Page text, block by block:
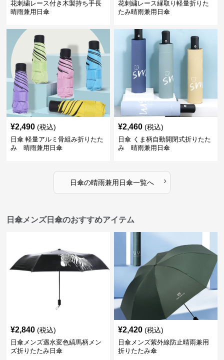
花刺繍レース付き木製持ち手長
晴雨兼用日傘
花刺繍レース縁取り軽量折りた
たみ晴雨兼用日傘
¥2,490 (税込)
日傘 軽量アルミ骨組み折りたた
み 晴雨兼用日傘
¥2,460 (税込)
日傘 くま柄自動開閉式折りたた
み 晴雨兼用日傘
日傘の晴雨兼用日傘一覧へ ›
日傘メンズ日傘のおすすめアイテム
¥2,840 (税込)
日傘メンズ遇水変色縞馬柄メン
ズ折りたたみ日傘
¥2,420 (税込)
日傘メンズ紫外線防止晴雨兼用
折りたたみ傘